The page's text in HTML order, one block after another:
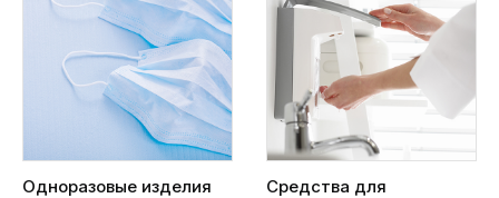
Одноразовые изделия
Средства для